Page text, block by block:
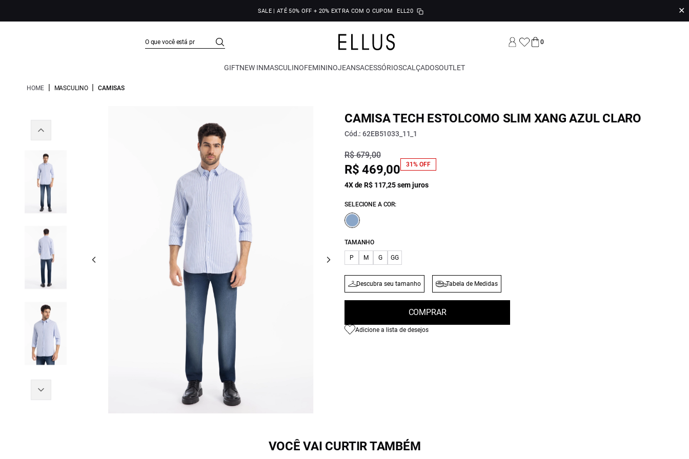
SALE | ATÉ 50% OFF + 20% EXTRA COM O CUPOM ELL20 ✕
0
GIFTNEW INMASCULINOFEMININOJEANSACESSÓRIOSCALÇADOSOUTLET
HOME | MASCULINO | CAMISAS
CAMISA TECH ESTOLCOMO SLIM XANG AZUL CLARO
Cód.: 62EB51033_11_1
R$ 679,00
R$ 469,00 31% OFF
4X de R$ 117,25 sem juros
SELECIONE A COR:
TAMANHO
P M G GG
Descubra seu tamanho Tabela de Medidas
COMPRAR
Adicione a lista de desejos
VOCÊ VAI CURTIR TAMBÉM